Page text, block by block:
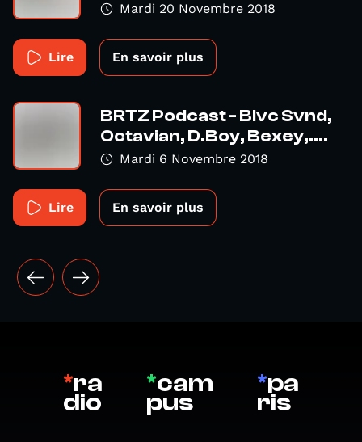
Mardi 20 Novembre 2018
Lire En savoir plus
BRTZ Podcast - Blvc Svnd,
Octavian, D.Boy, Bexey,....
Mardi 6 Novembre 2018
Lire En savoir plus
*ra
dio
*cam
pus
*pa
ris